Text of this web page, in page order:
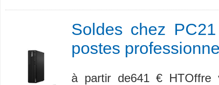
Soldes chez
postes
à partir de641 € HTOffre